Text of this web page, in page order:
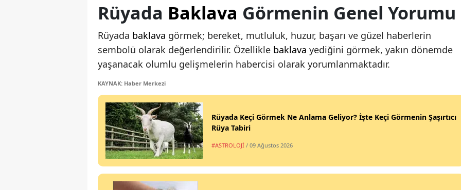
Rüyada Baklava Görmenin Genel Yorumu
Rüyada baklava görmek; bereket, mutluluk, huzur, başarı ve güzel haberlerin
sembolü olarak değerlendirilir. Özellikle baklava yediğini görmek, yakın dönemde
yaşanacak olumlu gelişmelerin habercisi olarak yorumlanmaktadır.
KAYNAK: Haber Merkezi
Rüyada Keçi Görmek Ne Anlama Geliyor? İşte Keçi Görmenin Şaşırtıcı
Rüya Tabiri
#ASTROLOJİ / 09 Ağustos 2026